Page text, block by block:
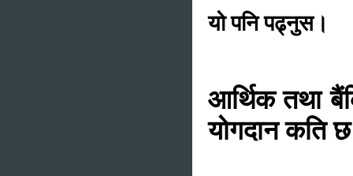
यो पनि पढ्नुस।
आर्थिक तथा
योगदान कति